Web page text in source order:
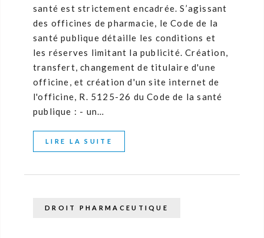
santé est strictement encadrée. S’agissant
des officines de pharmacie, le Code de la
santé publique détaille les conditions et
les réserves limitant la publicité. Création,
transfert, changement de titulaire d'une
officine, et création d'un site internet de
l'officine, R. 5125-26 du Code de la santé
publique : - un…
LIRE LA SUITE
DROIT PHARMACEUTIQUE